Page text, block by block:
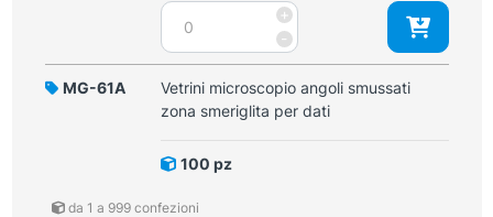
-
Vetrini
microscopio
zona
smeriglita
per
angoli
+
MG-61A
Vetrini microscopio angoli smussati
zona smeriglita per dati
100 pz
da 1 a 999 confezioni